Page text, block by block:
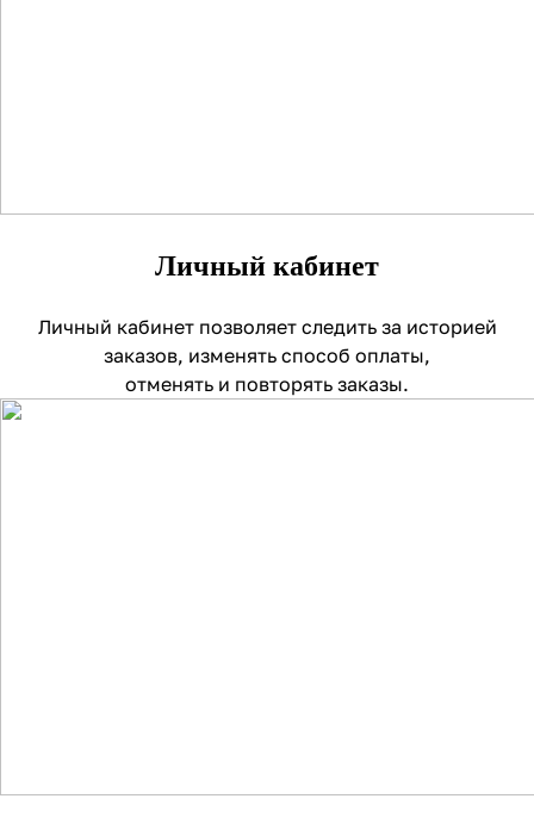
Личный кабинет
Личный кабинет позволяет следить за историей
заказов, изменять способ оплаты,
отменять и повторять заказы.